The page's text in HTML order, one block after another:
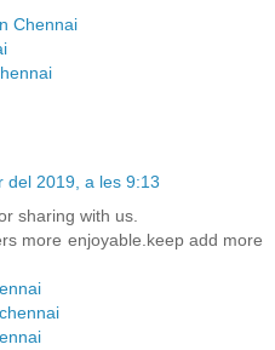
Chennai
del 2019, a les 9:13
sharing with us.
more enjoyable.keep add more